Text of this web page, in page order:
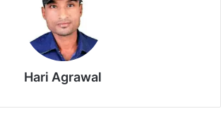
Hari Agrawal